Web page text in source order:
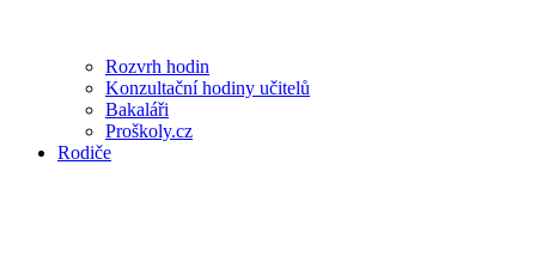
Rozvrh hodin
Konzultační hodiny učitelů
Bakaláři
Proškoly.cz
Rodiče